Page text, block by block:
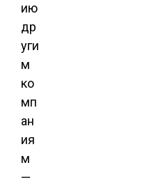
ию
др
уги
м
ко
мп
ан
ия
м
—